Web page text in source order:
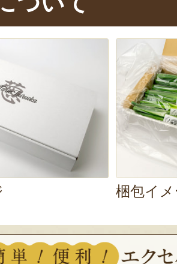
も少なく、噛むほど
鍋物に入れても、存
料理の脇役にするの
した。
梱包イ